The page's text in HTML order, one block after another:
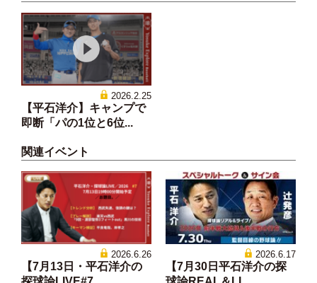
2026.2.25
【平石洋介】キャンプで
即断「パの1位と6位...
関連イベント
2026.6.26
【7月13日・平石洋介の
2026.6.17
【7月30日平石洋介の探